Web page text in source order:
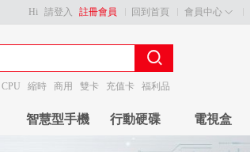
回到首頁 會員中心
Hi 請登入 註冊會員
CPU 縮時 商用 雙卡 充值卡 福利品
智慧型手機 行動硬碟 電視盒